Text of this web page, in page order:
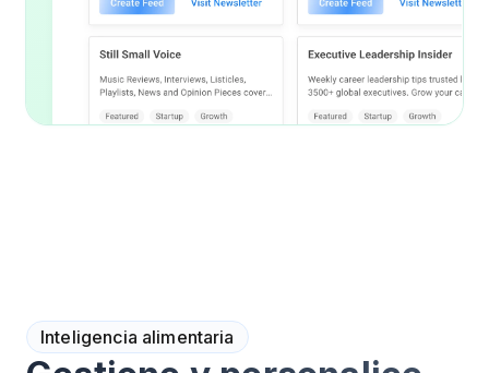
Inteligencia alimentaria